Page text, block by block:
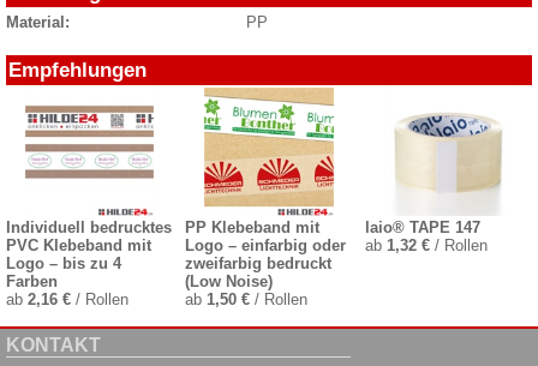
Material: PP
Empfehlungen
Individuell bedrucktes
PVC Klebeband mit
Logo – bis zu 4
Farben
ab 2,16 € / Rollen
PP Klebeband mit
Logo – einfarbig oder
zweifarbig bedruckt
(Low Noise)
ab1,50 € / Rollen
laio® TAPE 147
ab 1,32 €/ Rollen
KONTAKT